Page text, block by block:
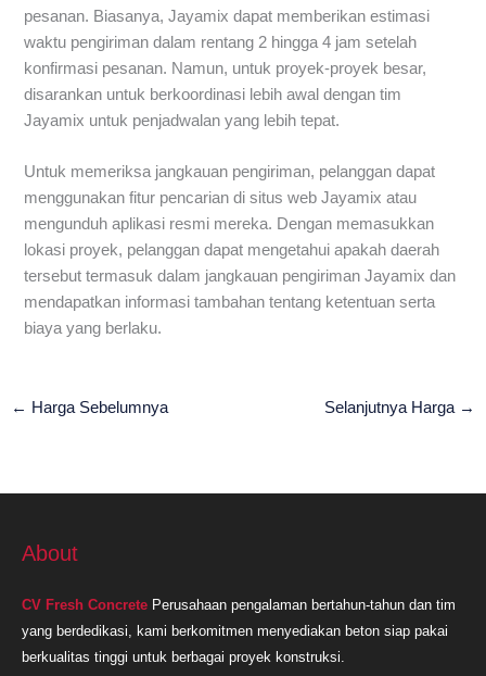
pesanan. Biasanya, Jayamix dapat memberikan estimasi
waktu pengiriman dalam rentang 2 hingga 4 jam setelah
konfirmasi pesanan. Namun, untuk proyek-proyek besar,
disarankan untuk berkoordinasi lebih awal dengan tim
Jayamix untuk penjadwalan yang lebih tepat.
Untuk memeriksa jangkauan pengiriman, pelanggan dapat
menggunakan fitur pencarian di situs web Jayamix atau
mengunduh aplikasi resmi mereka. Dengan memasukkan
lokasi proyek, pelanggan dapat mengetahui apakah daerah
tersebut termasuk dalam jangkauan pengiriman Jayamix dan
mendapatkan informasi tambahan tentang ketentuan serta
biaya yang berlaku.
← Harga Sebelumnya Selanjutnya Harga →
About
CV Fresh Concrete Perusahaan pengalaman bertahun-tahun dan tim
yang berdedikasi, kami berkomitmen menyediakan beton siap pakai
berkualitas tinggi untuk berbagai proyek konstruksi.